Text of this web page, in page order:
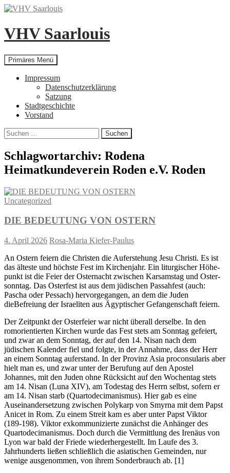
Zum
springen
VHV Saarlouis
Suchen
Primäres Menü
Impressum
Datenschutzerklärung
Satzung
Stadtgeschichte
Vorstand
Suchen
nach:
Schlagwortarchiv: Rodena
Heimatkundeverein Roden e.V. Roden
Uncategorized
DIE BEDEUTUNG VON OSTERN
4. April 2026 Rosa-Maria Kiefer-Paulus
An Ostern feiern die Christen die Auferstehung Jesu Christi. Es ist
das älteste und höchste Fest im Kirchenjahr. Ein liturgischer Höhe-
punkt ist die Feier der Osternacht zwischen Karsamstag und Oster-
sonntag. Das Osterfest ist aus dem jüdischen Passahfest (auch:
Pascha oder Pessach) hervorgegangen, an dem die Juden
dieBefreiung der Israeliten aus Ägyptischer Gefangenschaft feiern.
Der Zeitpunkt der Osterfeier war nicht überall derselbe. In den
romorientierten Kirchen wurde das Fest stets am Sonntag gefeiert,
und zwar an dem Sonntag, der auf den 14. Nisan nach dem
jüdischen Kalender fiel und folgte, in der Annahme, dass der Herr
an einem Sonntag auferstand. In der Provinz Asia proconsularis aber
hielt man es, und zwar unter der Berufung auf den Apostel
Johannes, mit den Juden ohne Rücksicht auf den Wochentag stets
am 14. Nisan (Luna XIV), am Todestag des Herrn selbst, sofern er
am 14. Nisan starb (Quartodecimanismus). Hier gab es eine
Auseinandersetzung zwischen Polykarp von Smyrna mit dem Papst
Anicet in Rom. Zu einem Streit kam es aber unter Papst Viktor
(189-198). Viktor exkommunizierte zunächst die Anhänger des
Quartodecimanismus. Doch durch die Vermittlung des Irenäus von
Lyon war bald der Friede wiederhergestellt. Im Laufe des 3.
Jahrhunderts ließen schließlich die asiatischen Gemeinden, nur
wenige ausgenommen, von ihrem Sonderbrauch ab. [1]